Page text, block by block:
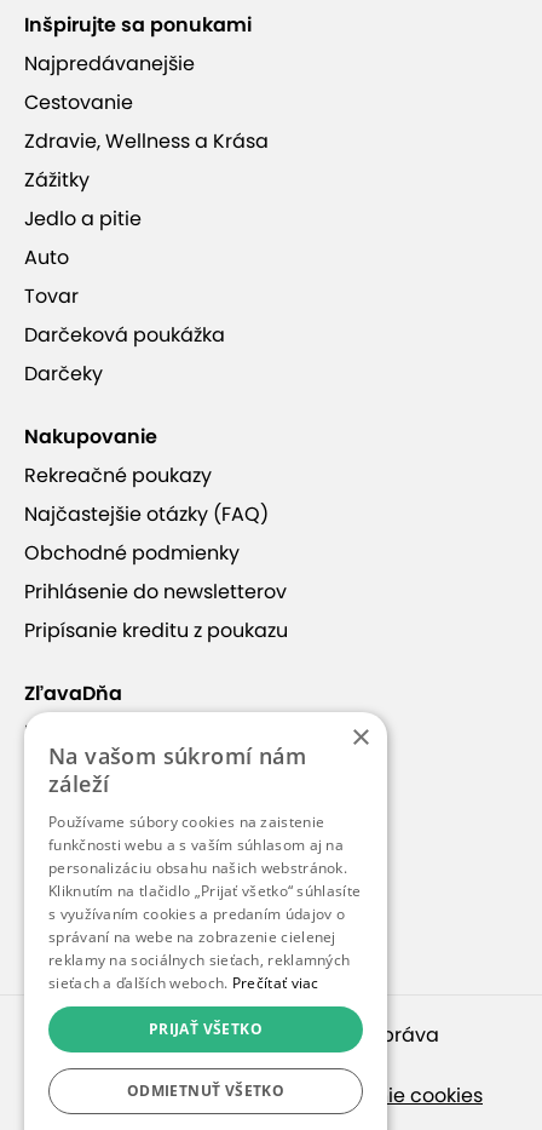
Inšpirujte sa ponukami
Najpredávanejšie
Cestovanie
Zdravie, Wellness a Krása
Zážitky
Jedlo a pitie
Auto
Tovar
Darčeková poukážka
Darčeky
Nakupovanie
Rekreačné poukazy
Najčastejšie otázky (FAQ)
Obchodné podmienky
Prihlásenie do newsletterov
Pripísanie kreditu z poukazu
ZľavaDňa
Náš príbeh
Kontakt
Kariéra
Blog
Pre médiá
Pre partnerov
© 2010 – 2026inspirago s. r. o.
. Všetky práva
vyhradené.
Ochrana osobných údajov|
Nastavenie cookies
×
Na vašom súkromí nám
záleží
Používame súbory cookies na zaistenie
funkčnosti webu a s vaším súhlasom aj na
personalizáciu obsahu našich webstránok.
Kliknutím na tlačidlo „Prijať všetko“ súhlasíte
s využívaním cookies a predaním údajov o
správaní na webe na zobrazenie cielenej
reklamy na sociálnych sieťach, reklamných
sieťach a ďalších weboch. Prečítať viac
PRIJAŤ VŠETKO
ODMIETNUŤ VŠETKO